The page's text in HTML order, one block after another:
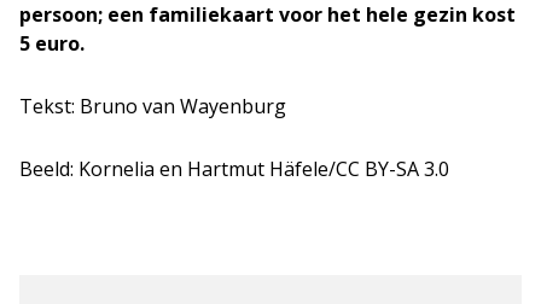
persoon; een familiekaart voor het hele gezin kost
5 euro.
Tekst: Bruno van Wayenburg
Beeld: Kornelia en Hartmut Häfele/CC BY-SA 3.0